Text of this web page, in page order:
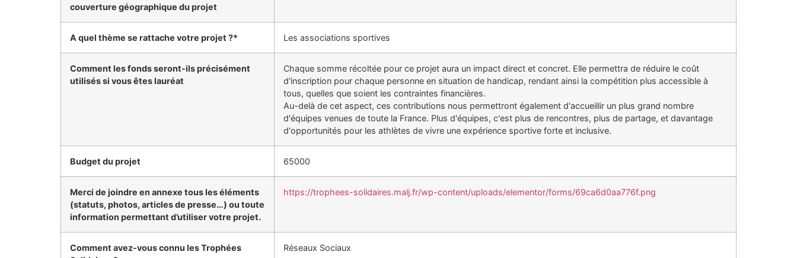
couverture géographique du projet
A quel thème se rattache votre projet ?* Les associations sportives
Comment les fonds seront-ils précisément
utilisés si vous êtes lauréat
Chaque somme récoltée pour ce projet aura un impact direct et concret. Elle permettra de réduire le coût
d'inscription pour chaque personne en situation de handicap, rendant ainsi la compétition plus accessible à
tous, quelles que soient les contraintes financières.
Au-delà de cet aspect, ces contributions nous permettront également d'accueillir un plus grand nombre
d'équipes venues de toute la France. Plus d'équipes, c'est plus de rencontres, plus de partage, et davantage
d'opportunités pour les athlètes de vivre une expérience sportive forte et inclusive.
Budget du projet 65000
Merci de joindre en annexe tous les éléments
(statuts, photos, articles de presse…) ou toute
information permettant d’utiliser votre projet.
https://trophees-solidaires.malj.fr/wp-content/uploads/elementor/forms/69ca6d0aa776f.png
Comment avez-vous connu les Trophées
Réseaux Sociaux